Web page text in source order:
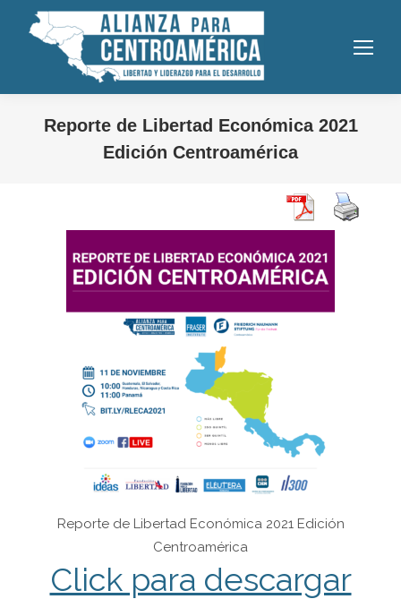
Reporte de Libertad Económica 2021
Edición Centroamérica
Reporte de Libertad Económica 2021 Edición
Centroamérica
Click para descargar